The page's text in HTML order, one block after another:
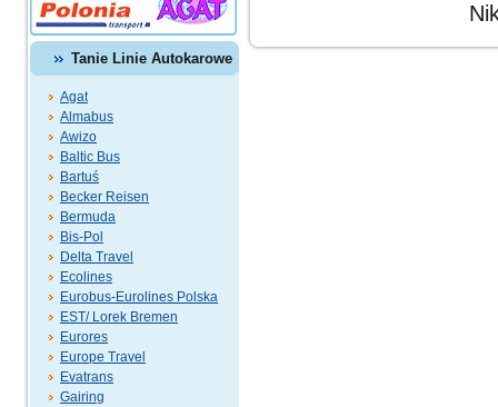
Tanie Linie Autokarowe
Agat
Almabus
Awizo
Baltic Bus
Bartuś
Becker Reisen
Bermuda
Bis-Pol
Delta Travel
Ecolines
Eurobus-Eurolines Polska
EST/ Lorek Bremen
Eurores
Europe Travel
Evatrans
Gairing